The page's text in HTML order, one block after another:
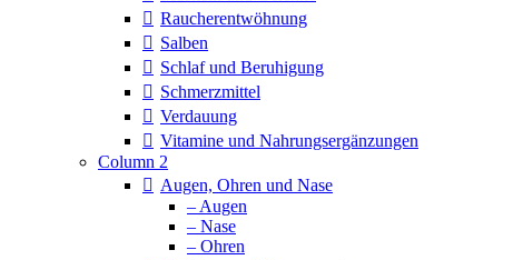
Raucherentwöhnung
Salben
Schlaf und Beruhigung
Schmerzmittel
Verdauung
Vitamine und Nahrungsergänzungen
Column 2
Augen, Ohren und Nase
– Augen
– Nase
– Ohren